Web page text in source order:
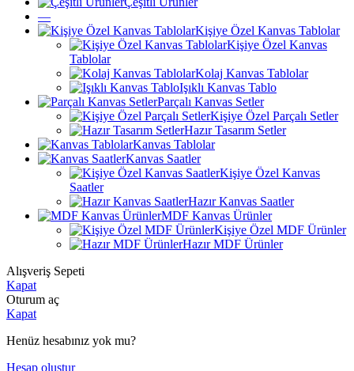
—
Kişiye Özel Kanvas Tablolar
Kişiye Özel Kanvas
Tablolar
Kolaj Kanvas Tablolar
Işıklı Kanvas Tablo
Parçalı Kanvas Setler
Kişiye Özel Parçalı Setler
Hazır Tasarım Setler
Kanvas Tablolar
Kanvas Saatler
Kişiye Özel Kanvas
Saatler
Hazır Kanvas Saatler
MDF Kanvas Ürünler
Kişiye Özel MDF Ürünler
Hazır MDF Ürünler
Alışveriş Sepeti
Kapat
Oturum aç
Kapat
Henüz hesabınız yok mu?
Hesap oluştur